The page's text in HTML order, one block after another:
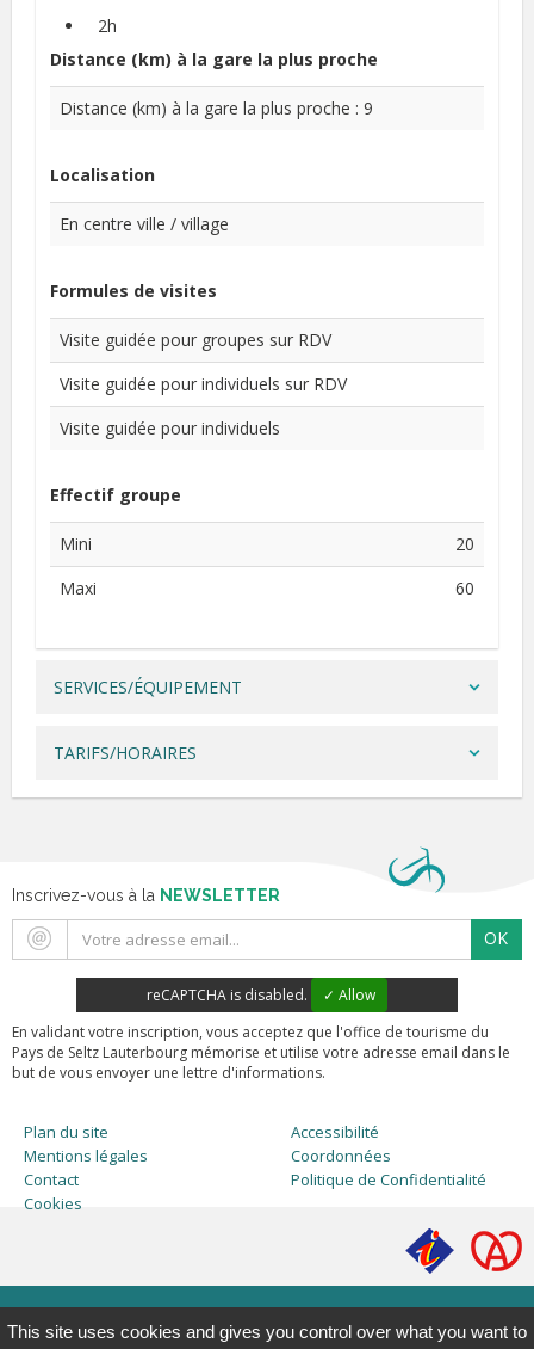
2h
Distance (km) à la gare la plus proche
Distance (km) à la gare la plus proche : 9
Localisation
En centre ville / village
Formules de visites
Visite guidée pour groupes sur RDV
Visite guidée pour individuels sur RDV
Visite guidée pour individuels
Effectif groupe
Mini
20
Maxi
60
SERVICES/ÉQUIPEMENT
TARIFS/HORAIRES
Inscrivez-vous à la NEWSLETTER
OK
reCAPTCHA is disabled.
✓ Allow
En validant votre inscription, vous acceptez que l'office de tourisme du
Pays de Seltz Lauterbourg mémorise et utilise votre adresse email dans le
but de vous envoyer une lettre d'informations.
Plan du site
Accessibilité
Mentions légales
Coordonnées
Contact
Politique de Confidentialité
Cookies
This site uses cookies and gives you control over what you want to